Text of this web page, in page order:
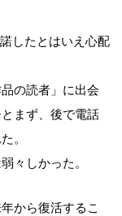
したとはいえ心配
の読者」に出会
まず、後で電話
。
々しかった。
から復活するこ